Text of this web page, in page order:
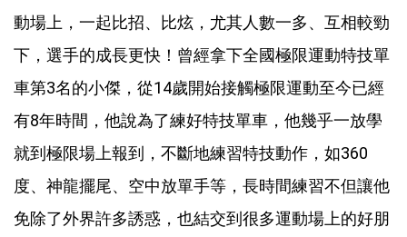
動場上，一起比招、比炫，尤其人數一多、互相較勁
下，選手的成長更快！曾經拿下全國極限運動特技單
車第3名的小傑，從14歲開始接觸極限運動至今已經
有8年時間，他說為了練好特技單車，他幾乎一放學
就到極限場上報到，不斷地練習特技動作，如360
度、神龍擺尾、空中放單手等，長時間練習不但讓他
免除了外界許多誘惑，也結交到很多運動場上的好朋